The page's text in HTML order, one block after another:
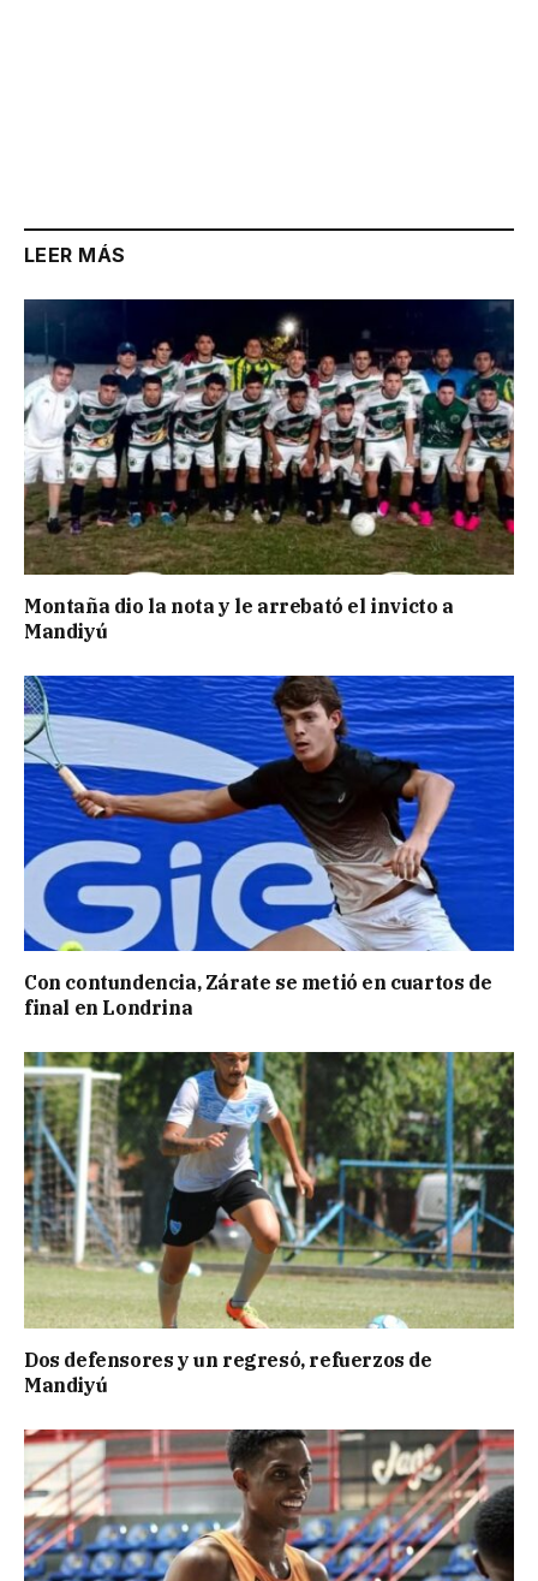
LEER MÁS
Montaña dio la nota y le arrebató el invicto a
Mandiyú
Con contundencia, Zárate se metió en cuartos de
final en Londrina
Dos defensores y un regresó, refuerzos de
Mandiyú